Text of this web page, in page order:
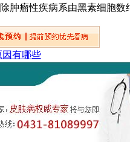
肿瘤性疾病系由黑素细胞
因有哪些